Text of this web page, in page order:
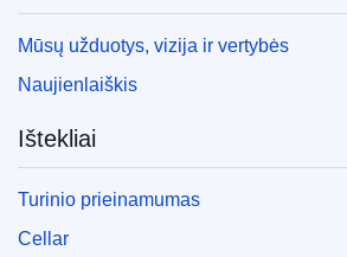
Mūsų užduotys, vizija ir vertybės
Naujienlaiškis
Ištekliai
Turinio prieinamumas
Cellar